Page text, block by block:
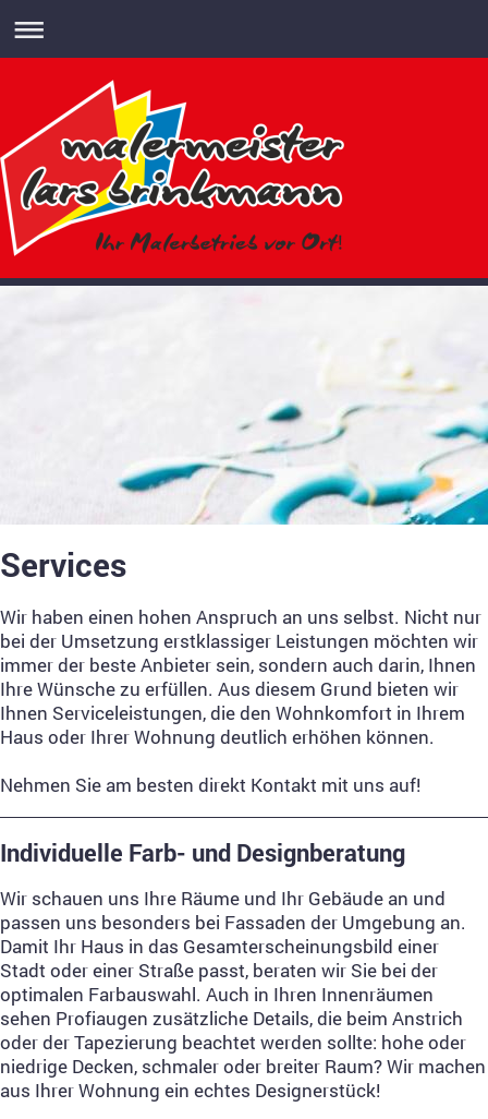
Services
Wir haben einen hohen Anspruch an uns selbst. Nicht nur
bei der Umsetzung erstklassiger Leistungen möchten wir
immer der beste Anbieter sein, sondern auch darin, Ihnen
Ihre Wünsche zu erfüllen. Aus diesem Grund bieten wir
Ihnen Serviceleistungen, die den Wohnkomfort in Ihrem
Haus oder Ihrer Wohnung deutlich erhöhen können.
Nehmen Sie am besten direkt Kontakt mit uns auf!
Individuelle Farb- und Designberatung
Wir schauen uns Ihre Räume und Ihr Gebäude an und
passen uns besonders bei Fassaden der Umgebung an.
Damit Ihr Haus in das Gesamterscheinungsbild einer
Stadt oder einer Straße passt, beraten wir Sie bei der
optimalen Farbauswahl. Auch in Ihren Innenräumen
sehen Profiaugen zusätzliche Details, die beim Anstrich
oder der Tapezierung beachtet werden sollte: hohe oder
niedrige Decken, schmaler oder breiter Raum? Wir machen
aus Ihrer Wohnung ein echtes Designerstück!